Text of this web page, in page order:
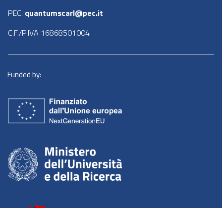
PEC: quantumscarl@pec.it
C.F./P.IVA 16868501004
Funded by: